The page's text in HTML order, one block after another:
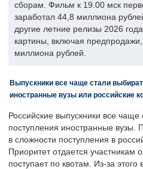
сборам. Фильм к 19.00 мск
заработал 44,8 миллиона
другие летние релизы 2026
картины, включая
миллиона рублей.
Выпускники все чаще стали
иностранные вузы или российские
Российские выпускники все чаще
поступления иностранные вузы.
в сложности поступления в
Приоритет отдается участникам
поступает по квотам. Из-за